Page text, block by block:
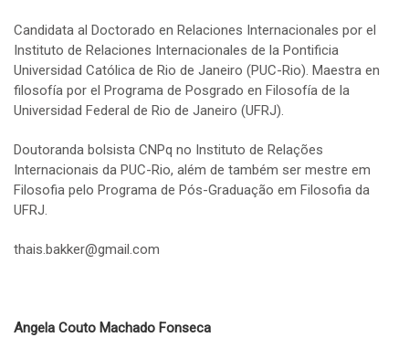
Candidata al Doctorado en Relaciones Internacionales por el
Instituto de Relaciones Internacionales de la Pontificia
Universidad Católica de Rio de Janeiro (PUC-Rio). Maestra en
filosofía por el Programa de Posgrado en Filosofía de la
Universidad Federal de Rio de Janeiro (UFRJ).
Doutoranda bolsista CNPq no Instituto de Relações
Internacionais da PUC-Rio, além de também ser mestre em
Filosofia pelo Programa de Pós-Graduação em Filosofia da
UFRJ.
thais.bakker@gmail.com
Angela Couto Machado Fonseca